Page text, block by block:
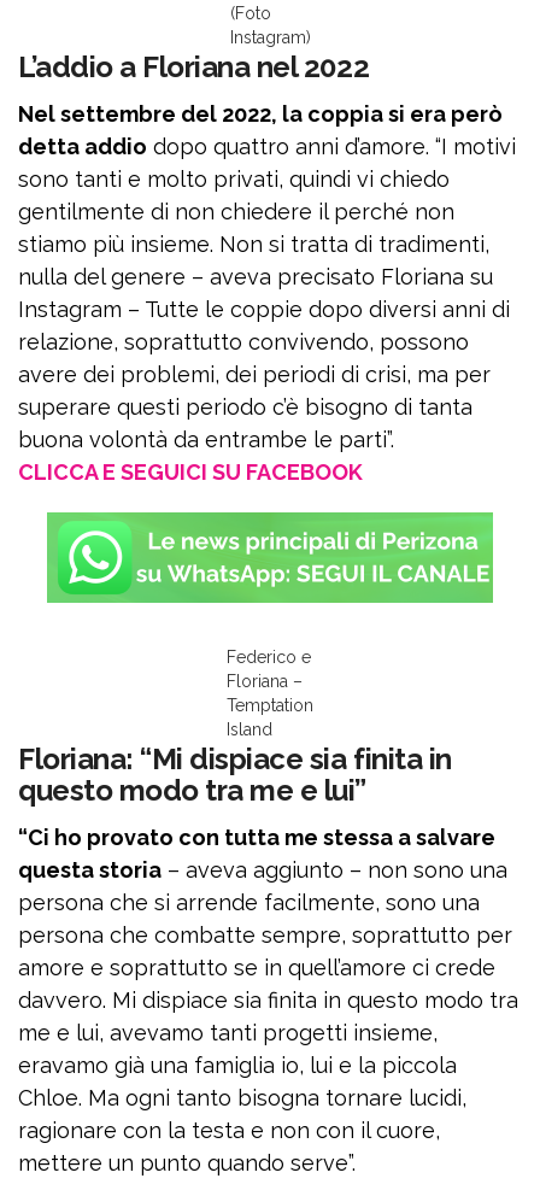
(Foto
Instagram)
L’addio a Floriana nel 2022
Nel settembre del 2022, la coppia si era però
detta addio dopo quattro anni d’amore. “I motivi
sono tanti e molto privati, quindi vi chiedo
gentilmente di non chiedere il perché non
stiamo più insieme. Non si tratta di tradimenti,
nulla del genere – aveva precisato Floriana su
Instagram – Tutte le coppie dopo diversi anni di
relazione, soprattutto convivendo, possono
avere dei problemi, dei periodi di crisi, ma per
superare questi periodo c’è bisogno di tanta
buona volontà da entrambe le parti”.
CLICCA E SEGUICI SU FACEBOOK
Federico e
Floriana –
Temptation
Island
Floriana: “Mi dispiace sia finita in
questo modo tra me e lui”
“Ci ho provato con tutta me stessa a salvare
questa storia – aveva aggiunto – non sono una
persona che si arrende facilmente, sono una
persona che combatte sempre, soprattutto per
amore e soprattutto se in quell’amore ci crede
davvero. Mi dispiace sia finita in questo modo tra
me e lui, avevamo tanti progetti insieme,
eravamo già una famiglia io, lui e la piccola
Chloe. Ma ogni tanto bisogna tornare lucidi,
ragionare con la testa e non con il cuore,
mettere un punto quando serve”.